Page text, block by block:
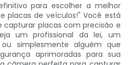
para escolher a melhor
placas de veículos!" Você está
capturar placas com precisão e
um profissional da lei, um
simplesmente alguém que
aprimoradas para sua